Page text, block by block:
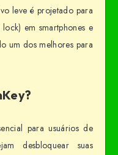
leve é projetado para
em smartphones e
um dos melhores para
para usuários de
desbloquear suas